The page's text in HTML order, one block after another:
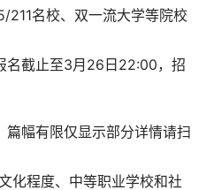
211名校、双一流大学等院校
名截止至3月26日22:00，招
篇幅有限仅显示部分详情请扫
程度、中等职业学校和社